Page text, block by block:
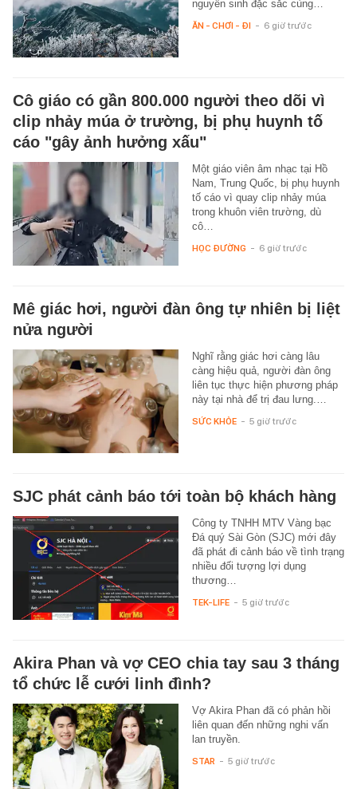
nguyên sinh đặc sắc cùng…
ĂN - CHƠI - ĐI - 6 giờ trước
Cô giáo có gần 800.000 người theo dõi vì
clip nhảy múa ở trường, bị phụ huynh tố
cáo "gây ảnh hưởng xấu"
Một giáo viên âm nhạc tại Hồ
Nam, Trung Quốc, bị phụ huynh
tố cáo vì quay clip nhảy múa
trong khuôn viên trường, dù
cô…
HỌC ĐƯỜNG - 6 giờ trước
Mê giác hơi, người đàn ông tự nhiên bị liệt
nửa người
Nghĩ rằng giác hơi càng lâu
càng hiệu quả, người đàn ông
liên tục thực hiện phương pháp
này tại nhà để trị đau lưng.…
SỨC KHỎE - 5 giờ trước
SJC phát cảnh báo tới toàn bộ khách hàng
Công ty TNHH MTV Vàng bạc
Đá quý Sài Gòn (SJC) mới đây
đã phát đi cảnh báo về tình trạng
nhiều đối tượng lợi dụng
thương…
TEK-LIFE - 5 giờ trước
Akira Phan và vợ CEO chia tay sau 3 tháng
tổ chức lễ cưới linh đình?
Vợ Akira Phan đã có phản hồi
liên quan đến những nghi vấn
lan truyền.
STAR - 5 giờ trước